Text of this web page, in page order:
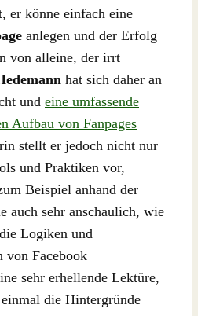
er könne einfach eine
anlegen und der Erfolg
von alleine, der irrt
hat sich daher an
und eine umfassende
Aufbau von Fanpages
stellt er jedoch nicht nur
und Praktiken vor,
Beispiel anhand der
auch sehr anschaulich, wie
Logiken und
von Facebook
sehr erhellende Lektüre,
die Hintergründe